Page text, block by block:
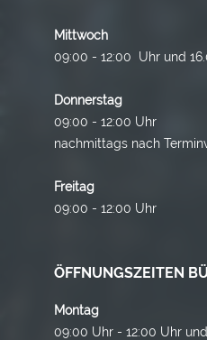
Mittwoch
09:00 - 12:00 Uhr und
Donnerstag
09:00 - 12:00 Uhr
nachmittags nach
Freitag
09:00 - 12:00 Uhr
ÖFFNUNGSZEITEN
Montag
09:00 Uhr - 12:00 Uhr und